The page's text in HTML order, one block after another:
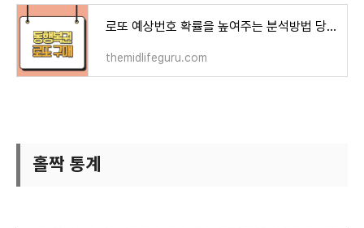
로또 예상번호 확률을 높여주는 분석방법 당첨금액 당첨지역
themidlifeguru.com
홀짝 통계